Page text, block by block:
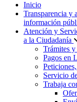
Inicio
Transparencia y
información
Atención y
a la Ciudadanía
Trámites
Pagos en
Servicio
Trabaja